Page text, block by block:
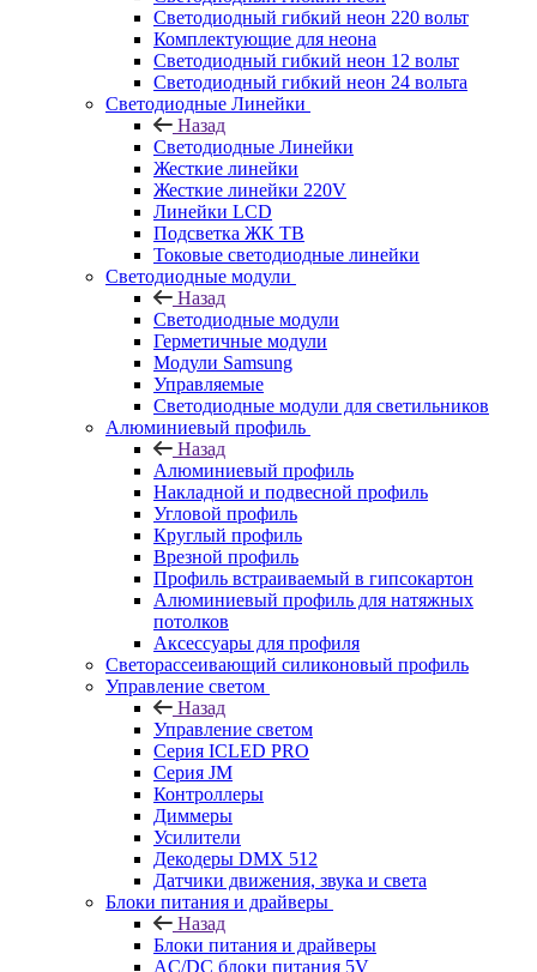
Светодиодный гибкий неон 220 вольт
Комплектующие для неона
Светодиодный гибкий неон 12 вольт
Светодиодный гибкий неон 24 вольта
Светодиодные Линейки
Назад
Светодиодные Линейки
Жесткие линейки
Жесткие линейки 220V
Линейки LCD
Подсветка ЖК ТВ
Токовые светодиодные линейки
Светодиодные модули
Назад
Светодиодные модули
Герметичные модули
Модули Samsung
Управляемые
Светодиодные модули для светильников
Алюминиевый профиль
Назад
Алюминиевый профиль
Накладной и подвесной профиль
Угловой профиль
Круглый профиль
Врезной профиль
Профиль встраиваемый в гипсокартон
Алюминиевый профиль для натяжных
потолков
Аксессуары для профиля
Светорассеивающий силиконовый профиль
Управление светом
Назад
Управление светом
Серия ICLED PRO
Серия JM
Контроллеры
Диммеры
Усилители
Декодеры DMX 512
Датчики движения, звука и света
Блоки питания и драйверы
Назад
Блоки питания и драйверы
AC/DC блоки питания 5V